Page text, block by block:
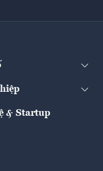
& Startup